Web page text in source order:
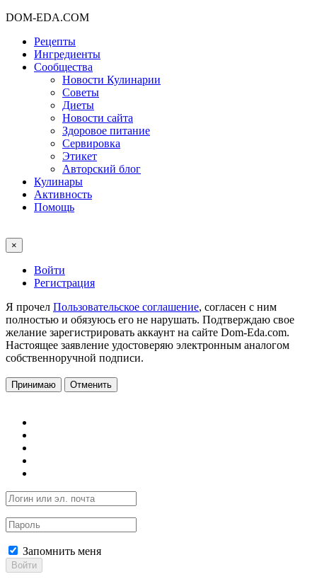
DOM-EDA.COM
Рецепты
Ингредиенты
Сообщества
Новости Кулинарии
Советы
Диеты
Новости сайта
Здоровое питание
Сервировка
Этикет
Авторский блог
Кулинары
Активность
Помощь
×
Войти
Регистрация
Я прочел Пользовательское соглашение, согласен с ним
полностью и обязуюсь его не нарушать. Подтверждаю свое
желание зарегистрировать аккаунт на сайте Dom-Eda.com.
Настоящее заявление удостоверяю электронным аналогом
собственноручной подписи.
Принимаю Отменить
Запомнить меня
Войти